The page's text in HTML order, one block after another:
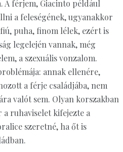
A férjem, Giacinto például
a feleségének, ugyanakkor
puha, finom lélek, ezért is
legelején vannak, még
a szexuális vonzalom.
annak ellenére,
a férje családjába, nem
valót sem. Olyan korszakban
ruhaviselet kifejezte a
szeretné, ha őt is